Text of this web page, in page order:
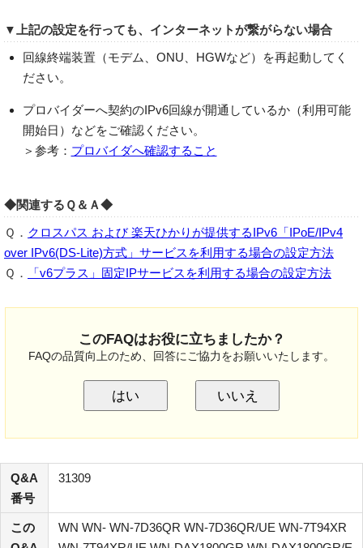
▼上記の設定を行っても、インターネットが繋がらない場合
回線終端装置（モデム、ONU、HGWなど）を再起動してく
ださい。
プロバイダーへ契約のIPv6回線が開通しているか（利用可能
開始日）などをご確認ください。
＞参考： プロバイダへ確認すること
◆関連するＱ＆Ａ◆
Ｑ． クロスパス および 楽天ひかりが提供するIPv6「IPoE/IPv4
over IPv6(DS-Lite)方式」サービスを利用する場合の設定方法
Ｑ．
「v6プラス」固定IPサービスを利用する場合の設定方法
このFAQはお役に立ちましたか？
FAQの品質向上のため、回答にご協力をお願いいたします。
はい いいえ
Q&A
番号
31309
この
WN WN- WN-7D36QR WN-7D36QR/UE WN-7T94XR